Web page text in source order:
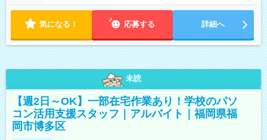
分 ■シフト例 9：00～18：15 9：45～19：00 10：45～20：00
談可！お気軽にご連絡ください。
気になる！ 応募する 詳細へ
未読
【週2日～OK】一部在宅作業あり！学校のパソ
コン活用支援スタッフ｜アルバイト｜福岡県福
岡市博多区